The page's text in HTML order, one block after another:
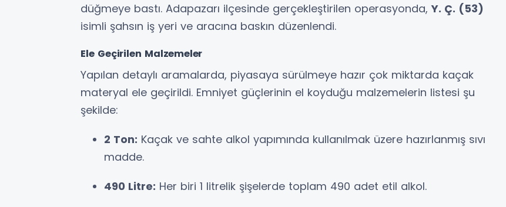
düğmeye bastı. Adapazarı ilçesinde gerçekleştirilen operasyonda, Y. Ç. (53)
isimli şahsın iş yeri ve aracına baskın düzenlendi.
Ele Geçirilen Malzemeler
Yapılan detaylı aramalarda, piyasaya sürülmeye hazır çok miktarda kaçak
materyal ele geçirildi. Emniyet güçlerinin el koyduğu malzemelerin listesi şu
şekilde:
2 Ton: Kaçak ve sahte alkol yapımında kullanılmak üzere hazırlanmış sıvı
madde.
490 Litre: Her biri 1 litrelik şişelerde toplam 490 adet etil alkol.